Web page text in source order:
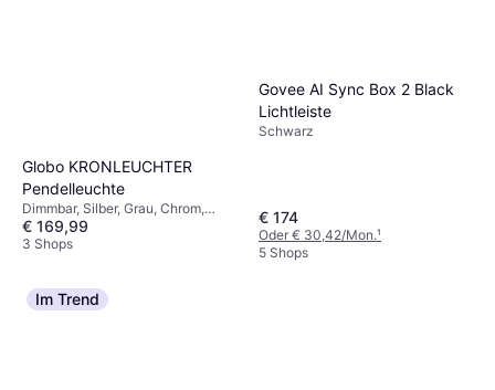
Globo KRONLEUCHTER
Pendelleuchte
Dimmbar, Silber, Grau, Chrom,
Mehrfarbig, Transparent, Metall,
Eisen
€ 169,99
3 Shops
Govee AI Sync Box 2 Black
Lichtleiste
Schwarz
€ 174
Oder € 30,42/Mon.¹
5 Shops
Im Trend